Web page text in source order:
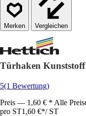
Vergleichen
Türhaken
5(1 Bewertung)
Preis — 1,60 € * Alle
pro ST1,60 €*/ ST